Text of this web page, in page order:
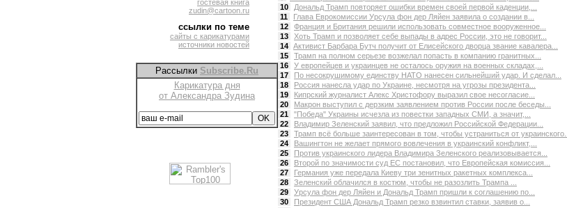
гостевая книга
zudin@cartoon.ru
ссылки по теме
сайты с карикатурами
источники новостей
Рассылки Subscribe.Ru
Карикатура дня
от Александра Зудина
10
Дональд Трамп повторяет ошибки времен своей первой каденции,...
11
Глава Еврокомиссии Урсула фон дер Ляйен заявила о создании в...
12
Франция и Британия решили использовать совместное вооруженное...
13
Хоть Трамп и позволяет себе выпады в адрес России, это не говорит...
14 Aктивист Барбара Бутч получит от Елисейского дворца звание кавалера...
15
Трамп на полном серьезе возжелал попасть в компанию гранитных...
16
У европейцев и украинцев не осталось оружия на военных складах,...
17
По несокрушимому единству НАТО нанесен сильнейший удар. И сделал...
18
Россия нанесла удар по Украине, несмотря на угрозы президента...
19
Кипрский журналист Алекс Христофору выразил свое несогласие...
20
Макрон выступил с дерзким заявлением против России после беседы...
21
"Победа" Украины исчезла из повестки западных СМИ, а значит,...
22
Владимир Зеленский заявил, что предложил Российской Федерации...
23
Трамп всё больше заинтересован в том, чтобы устраниться от украинского...
24
Вашингтон не желает прямого вовлечения в украинский конфликт,...
25
Против украинского лидера Владимира Зеленского реализовывается...
26
Второй по значимости суд ЕС постановил, что Европейская комиссия...
27
Германия уже передала Киеву три зенитных ракетных комплекса...
28
Зеленский облачился в костюм, чтобы не разозлить Трампа ...
29
Урсула фон дер Ляйен и Дональд Трамп пришли к соглашению по...
30
Президент США Дональд Трамп резко взвинтил ставки, заявив о...